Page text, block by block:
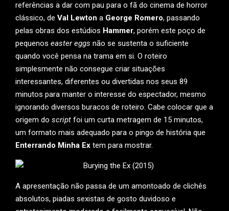
referências a dar com pau para o fã do cinema de horror
clássico, de Val Lewton a George Romero, passando
pelas obras dos estúdios Hammer, porém este poço de
pequenos easter eggs não se sustenta o suficiente
quando você pensa na trama em si. O roteiro
simplesmente não consegue criar situações
interessantes, diferentes ou divertidas nos seus 89
minutos para manter o interesse do espectador, mesmo
ignorando diversos buracos de roteiro. Cabe colocar que a
origem do script foi um curta metragem de 15 minutos,
um formato mais adequado para o pingo de história que
Enterrando Minha Ex tem para mostrar.
A apresentação não passa de um amontoado de clichês
absolutos, piadas sexistas de gosto duvidoso e